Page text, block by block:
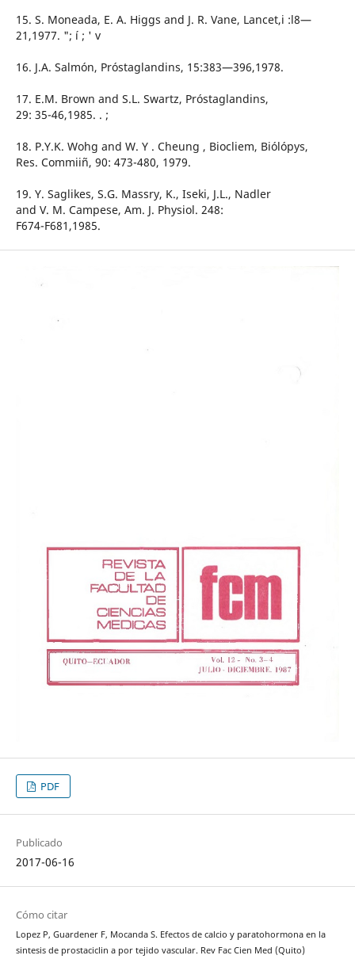
15. S. Moneada, E. A. Higgs and J. R. Vane, Lancet,i :l8—
21,1977. "; í ; ' v
16. J.A. Salmón, Próstaglandins, 15:383—396,1978.
17. E.M. Brown and S.L. Swartz, Próstaglandins,
29: 35-46,1985. . ;
18. P.Y.K. Wohg and W. Y . Cheung , Biocliem, Biólópys,
Res. Commiiñ, 90: 473-480, 1979.
19. Y. Saglikes, S.G. Massry, K., Iseki, J.L., Nadler
and V. M. Campese, Am. J. Physiol. 248:
F674-F681,1985.
PDF
Publicado
2017-06-16
Cómo citar
Lopez P, Guardener F, Mocanda S. Efectos de calcio y paratohormona en la
sintesis de prostaciclin a por tejido vascular. Rev Fac Cien Med (Quito)